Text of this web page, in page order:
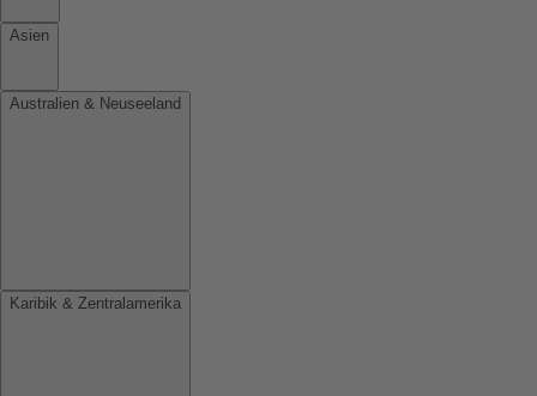
Asien
Australien & Neuseeland
Karibik & Zentralamerika